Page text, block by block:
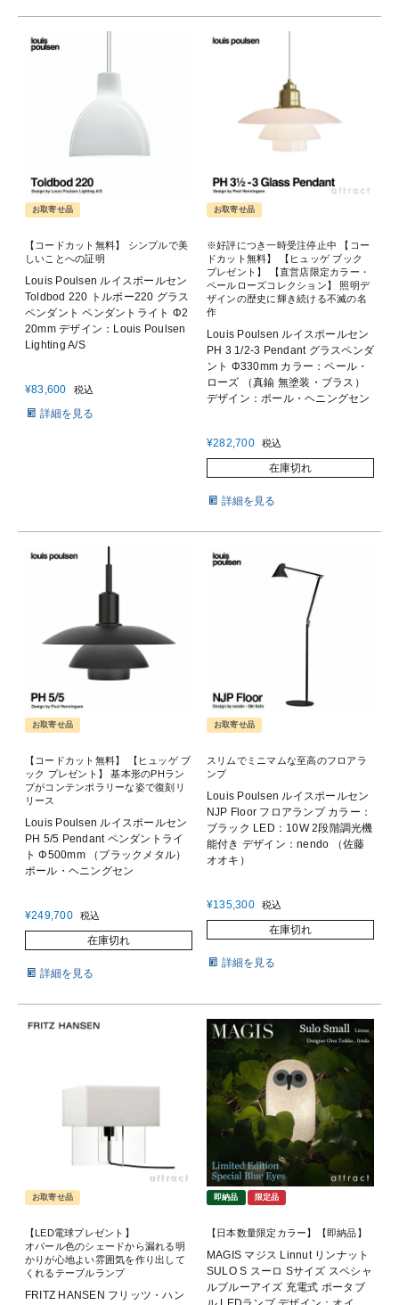
お取寄せ品
【コードカット無料】 シンプルで美
しいことへの証明
Louis Poulsen ルイスポールセン
Toldbod 220 トルボー220 グラス
ペンダント ペンダントライト Φ2
20mm デザイン：Louis Poulsen
Lighting A/S
¥83,600 税込
詳細を見る
お取寄せ品
※好評につき一時受注停止中 【コー
ドカット無料】 【ヒュッゲ ブック
プレゼント】 【直営店限定カラー・
ペールローズコレクション】 照明デ
ザインの歴史に輝き続ける不滅の名
作
Louis Poulsen ルイスポールセン
PH 3 1/2-3 Pendant グラスペンダ
ント Φ330mm カラー：ペール・
ローズ （真鍮 無塗装・ブラス）
デザイン：ポール・ヘニングセン
¥282,700 税込
在庫切れ
詳細を見る
お取寄せ品
【コードカット無料】 【ヒュッゲ ブ
ック プレゼント】 基本形のPHラン
プがコンテンポラリーな姿で復刻リ
リース
Louis Poulsen ルイスポールセン
PH 5/5 Pendant ペンダントライ
ト Φ500mm （ブラックメタル）
ポール・ヘニングセン
¥249,700 税込
在庫切れ
詳細を見る
お取寄せ品
スリムでミニマムな至高のフロアラ
ンプ
Louis Poulsen ルイスポールセン
NJP Floor フロアランプ カラー：
ブラック LED：10W 2段階調光機
能付き デザイン：nendo （佐藤
オオキ）
¥135,300 税込
在庫切れ
詳細を見る
お取寄せ品
【LED電球プレゼント】
オパール色のシェードから漏れる明
かりが心地よい雰囲気を作り出して
くれるテーブルランプ
FRITZ HANSEN フリッツ・ハン
即納品 限定品
【日本数量限定カラー】【即納品】
MAGIS マジス Linnut リンナット
SULO S スーロ Sサイズ スペシャ
ルブルーアイズ 充電式 ポータブ